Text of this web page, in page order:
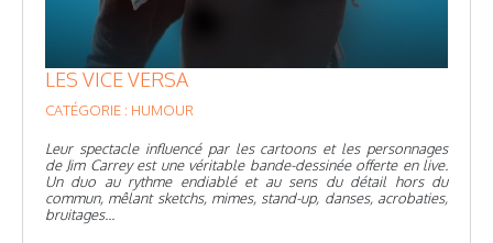
LES VICE VERSA
CATÉGORIE : HUMOUR
Leur spectacle influencé par les cartoons et les personnages
de Jim Carrey est une véritable bande-dessinée offerte en live.
Un duo au rythme endiablé et au sens du détail hors du
commun, mêlant sketchs, mimes, stand-up, danses, acrobaties,
bruitages...